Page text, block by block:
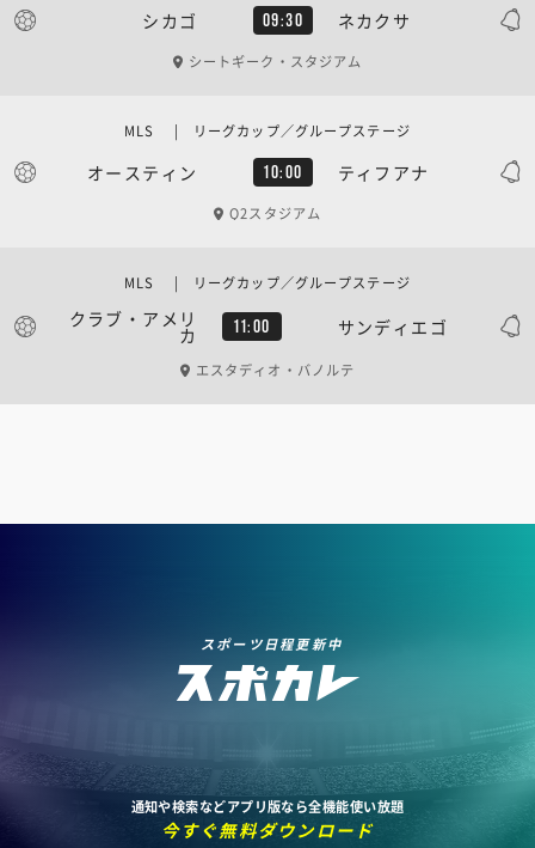
シカゴ 09:30 ネカクサ
シートギーク・スタジアム
オースティン 10:00 ティフアナ
MLS | リーグカップ／グループステージ
Q2スタジアム
クラブ・アメリ
カ 11:00 サンディエゴ
MLS | リーグカップ／グループステージ
エスタディオ・バノルテ
スポーツ日程更新中
通知や検索などアプリ版なら全機能使い放題
今すぐ無料ダウンロード